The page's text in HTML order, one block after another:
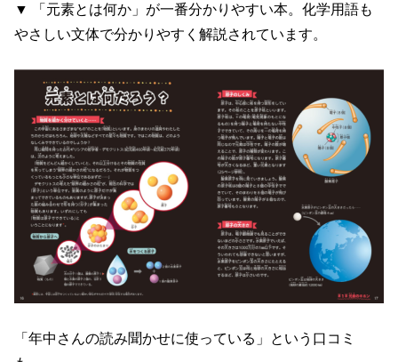
▼ 「元素とは何か」が一番分かりやすい本。化学用語も
やさしい文体で分かりやすく解説されています。
「年中さんの読み聞かせに使っている」という口コミ